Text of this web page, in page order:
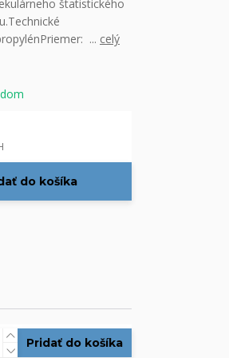
štatistického
... celý
do košíka
Pridať do košíka